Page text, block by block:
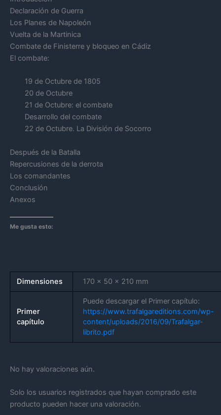
Declaración de Guerra
Los Planes de Napoleón
Vuelta de la Martinica
Combate de Finisterre y bloqueo en Cádiz
El combate:
19 de Octubre de 1805
20 de Octubre
21 de Octubre: el combate
Desarrollo del combate
22 de Octubre. La División de Socorro
Después de la Batalla
Repercusiones de la derrota
Los comandantes
Conclusión
Anexos
Me gusta esto:
Dimensiones 170 × 50 × 210 mm
Primer
capítulo
Puede descargar el Primer capítulo:
https://www.trafalgareditions.com/wp-
content/uploads/2016/09/Trafalgar-
librito.pdf
No hay valoraciones aún.
Solo los usuarios registrados que hayan comprado este
producto pueden hacer una valoración.